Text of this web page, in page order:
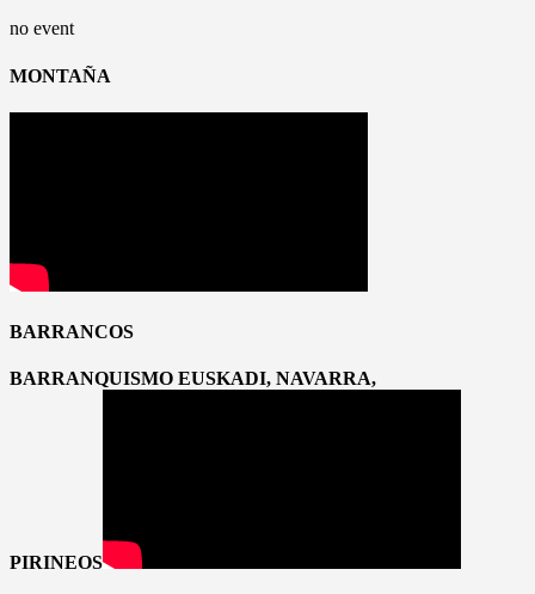
no event
MONTAÑA
BARRANCOS
BARRANQUISMO EUSKADI, NAVARRA,
PIRINEOS